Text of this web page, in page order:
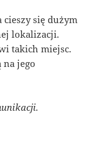
się dużym
lokalizacji.
takich miejsc.
na jego